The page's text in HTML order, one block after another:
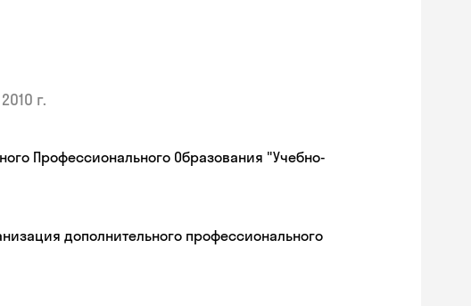
2010 г.
Профессионального Образования "Учебно-
дополнительного профессионального